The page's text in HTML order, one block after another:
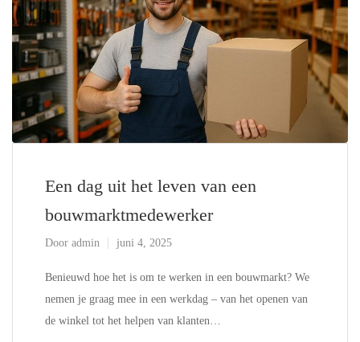
Een dag uit het leven van een
bouwmarktmedewerker
Door admin juni 4, 2025
Benieuwd hoe het is om te werken in een bouwmarkt? We
nemen je graag mee in een werkdag – van het openen van
de winkel tot het helpen van klanten…